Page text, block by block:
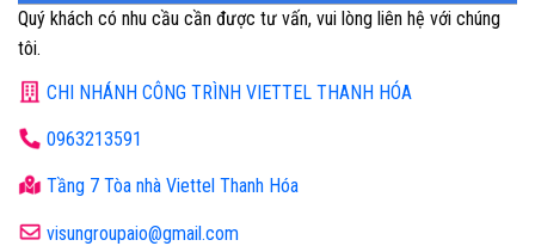
Quý khách có nhu cầu cần được tư vấn, vui lòng liên hệ với chúng
tôi.
CHI NHÁNH CÔNG TRÌNH VIETTEL THANH HÓA
0963213591
Tầng 7 Tòa nhà Viettel Thanh Hóa
visungroupaio@gmail.com